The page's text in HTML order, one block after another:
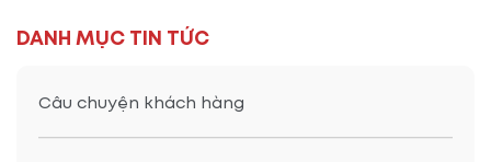
DANH MỤC TIN TỨC
Câu chuyện khách hàng